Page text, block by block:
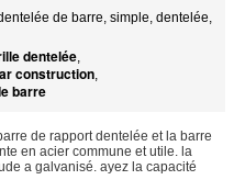
de barre, simple, dentelée,
dentelée,
construction,
barre
de rapport dentelée et la barre
en acier commune et utile. la
a galvanisé. ayez la capacité